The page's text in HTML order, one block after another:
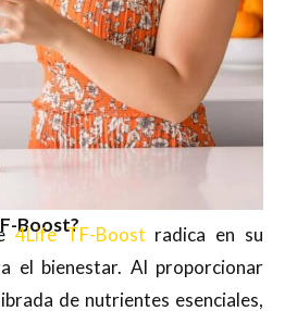
Boost?
4Life TF-Boost radica en su
el bienestar. Al proporcionar
de nutrientes esenciales,